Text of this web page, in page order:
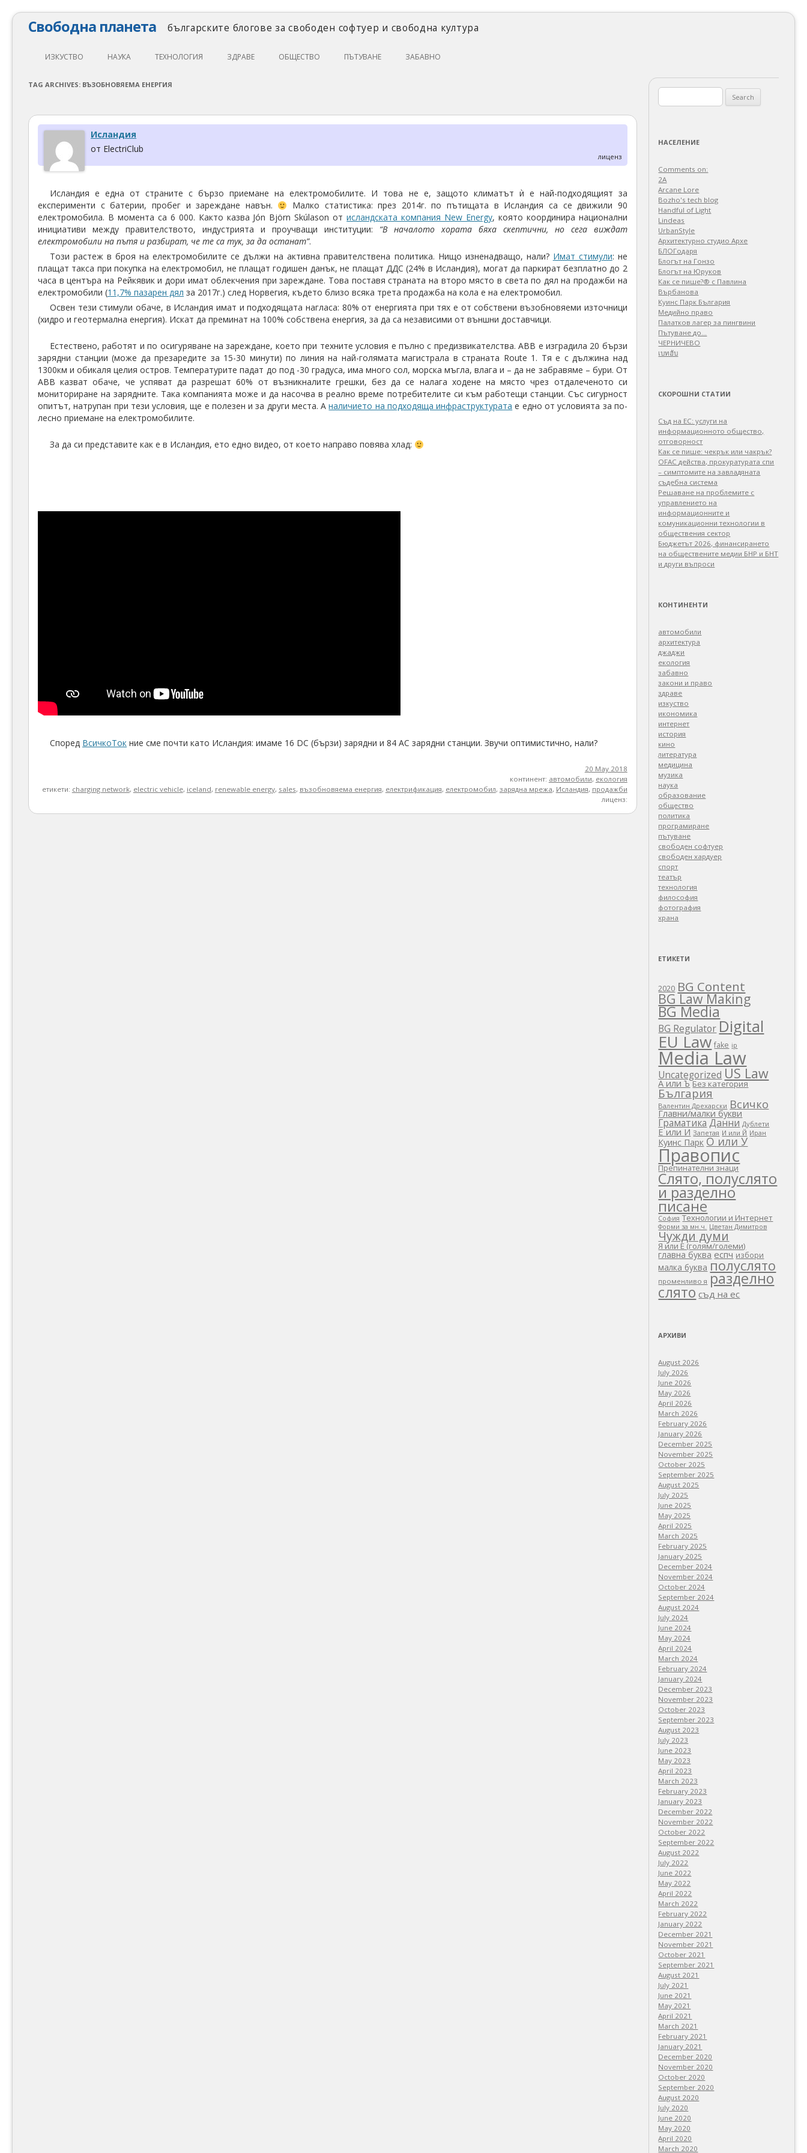
Свободна планета българските блогове за свободен софтуер и свободна култура
Skip
to
ИЗКУСТВО
КИНО
МУЗИКА
ФОТОГРАФИЯ
НАУКА
ФИЗИКА
ОБРАЗОВАНИЕ
ТЕХНОЛОГИЯ
СВОБОДЕН ХАРДУЕР
ИНТЕРНЕТ
ЗДРАВЕ ОБЩЕСТВО
ЦИФРОВИ ПРАВА
ПЪТУВАНЕ ЗАБАВНО
TAG ARCHIVES: ВЪЗОБНОВЯЕМА ЕНЕРГИЯ
Исландия
от ElectriClub
лиценз
Исландия е една от страните с бързо приемане на електромобилите. И това не е, защото климатът ѝ е най-подходящият за
експерименти с батерии, пробег и зареждане навън.
Малко статистика: през 2014г. по пътищата в Исландия са се движили 90
електромобила. В момента са 6 000. Както казва Jón Björn Skúlason отисландската компания New Energy, която координира национални
инициативи между правителството, индустрията и проучващи институции: “В началото хората бяха скептични, но сега виждат
електромобили на пътя и разбират, че те са тук, за да останат”.
Този растеж в броя на електромобилите се дължи на активна правителствена политика. Нищо изненадващо, нали? Имат стимули: не
плащат такса при покупка на електромобил, не плащат годишен данък, не плащат ДДС (24% в Исландия), могат да паркират безплатно до 2
часа в центъра на Рейкявик и дори имат облекчения при зареждане. Това поставя страната на второ място в света по дял на продажби на
електромобили (11,7% пазарен дял за 2017г.) след Норвегия, където близо всяка трета продажба на кола е на електромобил.
Освен тези стимули обаче, в Исландия имат и подходящата нагласа: 80% от енергията при тях е от собствени възобновяеми източници
(хидро и геотермална енергия). Искат да преминат на 100% собствена енергия, за да са независими от външни доставчици.
Естествено, работят и по осигуряване на зареждане, което при техните условия е пълно с предизвикателства. ABB е изградила 20 бързи
зарядни станции (може да презаредите за 15-30 минути) по линия на най-голямата магистрала в страната Route 1. Тя е с дължина над
1300км и обикаля целия остров. Температурите падат до под -30 градуса, има много сол, морска мъгла, влага и – да не забравяме – бури. От
АВВ казват обаче, че успяват да разрешат 60% от възникналите грешки, без да се налага ходене на място чрез отдалеченото си
мониториране на зарядните. Така компанията може и да насочва в реално време потребителите си към работещи станции. Със сигурност
опитът, натрупан при тези условия, ще е полезен и за други места. Аналичието на подходяща инфраструктурата е едно от условията за по-
лесно приемане на електромобилите.
За да си представите как е в Исландия, ето едно видео, от което направо повява хлад:
Според ВсичкоТок ние сме почти като Исландия: имаме 16 DC (бързи) зарядни и 84 AC зарядни станции. Звучи оптимистично, нали?
20 May 2018
континент: автомобили, екология
етикети: charging network, electric vehicle, iceland, renewable energy, sales, възобновяема енергия, електрификация, електромобил, зарядна мрежа, Исландия, продажби
лиценз:
for:
НАСЕЛЕНИЕ
Comments on:
2A
Arcane Lore
Bozho's tech blog
Handful of Light
Lindeas
UrbanStyle
Архитектурно студио Архе
БЛОГодаря
Блогът на Гонзо
Блогът на Юруков
Как се пише?® с Павлина
Върбанова
Куинс Парк България
Медийно право
Палатков лагер зa пингвини
Пътуване до…
ЧЕРНИЧЕВО
เบทฮับ
СКОРОШНИ СТАТИИ
Съд на ЕС: услуги на
информационното общество,
отговорност
Как се пише: чекрък или чакрък?
OFAC действа, прокуратурата спи
– симптомите на завладяната
съдебна система
Решаване на проблемите с
управлението на
информационните и
комуникационни технологии в
обществения сектор
Бюджетът 2026, финансирането
на обществените медии БНР и БНТ
и други въпроси
КОНТИНЕНТИ
автомобили
архитектура
джаджи
екология
забавно
закони и право
здраве
изкуство
икономика
интернет
история
кино
литература
медицина
музика
наука
образование
общество
политика
програмиране
пътуване
свободен софтуер
свободен хардуер
спорт
театър
технология
философия
фотография
храна
ЕТИКЕТИ
2020 BG Content
BG Law Making
BG Media
BG Regulator Digital
EU Law fake ip
Media Law
Uncategorized US Law
А или Ъ Без категория
България
Валентин Дрехарски Всичко
Главни/малки букви
Граматика Данни Дублети
Е или И Запетая И или Й Иран
Куинс Парк О или У
Правопис
Препинателни знаци
Слято, полуслято
и разделно
писане
София Технологии и Интернет
Форми за мн.ч. Цветан Димитров
Чужди думи
Я или Е (голям/големи)
главна буква еспч избори
малка буква полуслято
променливо я разделно
слято съд на ес
АРХИВИ
August 2026
July 2026
June 2026
May 2026
April 2026
March 2026
February 2026
January 2026
December 2025
November 2025
October 2025
September 2025
August 2025
July 2025
June 2025
May 2025
April 2025
March 2025
February 2025
January 2025
December 2024
November 2024
October 2024
September 2024
August 2024
July 2024
June 2024
May 2024
April 2024
March 2024
February 2024
January 2024
December 2023
November 2023
October 2023
September 2023
August 2023
July 2023
June 2023
May 2023
April 2023
March 2023
February 2023
January 2023
December 2022
November 2022
October 2022
September 2022
August 2022
July 2022
June 2022
May 2022
April 2022
March 2022
February 2022
January 2022
December 2021
November 2021
October 2021
September 2021
August 2021
July 2021
June 2021
May 2021
April 2021
March 2021
February 2021
January 2021
December 2020
November 2020
October 2020
September 2020
August 2020
July 2020
June 2020
May 2020
April 2020
March 2020